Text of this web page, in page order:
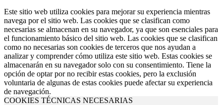
Este sitio web utiliza cookies para mejorar su experiencia mientras
navega por el sitio web. Las cookies que se clasifican como
necesarias se almacenan en su navegador, ya que son esenciales para
el funcionamiento básico del sitio web. Las cookies que se clasifican
como no necesarias son cookies de terceros que nos ayudan a
analizar y comprender cómo utiliza este sitio web. Estas cookies se
almacenarán en su navegador solo con su consentimiento. Tiene la
opción de optar por no recibir estas cookies, pero la exclusión
voluntaria de algunas de estas cookies puede afectar su experiencia
de navegación.
COOKIES TÉCNICAS NECESARIAS